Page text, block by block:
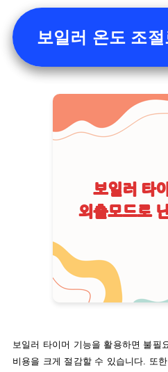
보일러 온도 조
보일러 타이머 기능을 활용하면 불필
비용을 크게 절감할 수 있습니다. 또